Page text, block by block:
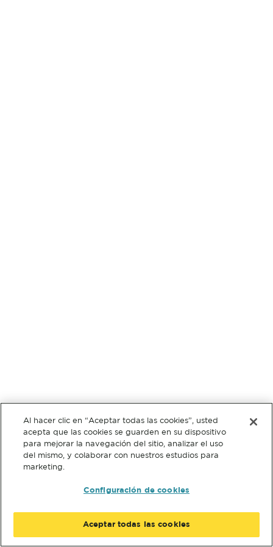
Al hacer clic en “Aceptar todas las cookies”, usted
acepta que las cookies se guarden en su dispositivo
para mejorar la navegación del sitio, analizar el uso
del mismo, y colaborar con nuestros estudios para
marketing.
Configuración de cookies
Aceptar todas las cookies